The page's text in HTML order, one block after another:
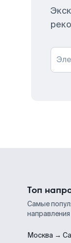
Топ
Самые
направления
Москва →